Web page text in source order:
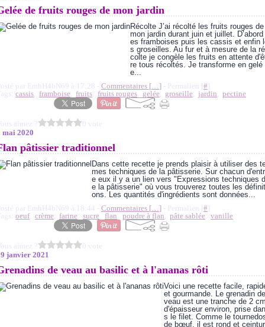
de fruits rouges de mon jardin
Récolte J’ai récolté les fruits rouges de
mon jardin durant juin et juillet. D’abord l
es framboises puis les cassis et enfin
s groseilles. Au fur et à mesure de la ré
colte je congèle les fruits en attente
re tous récoltés. Je transforme en gelé
e...
par EmhH4bN69 à 17:28 - Commentaires […] - Permalien [# ]
cassis, framboise, fruits, fruits rouges, gelée, groseille, jardin, pectine
aimez ?
0 vote
mai 2020
pâtissier traditionnel
Dans cette recette je prends plaisir à utiliser des
mes techniques de la pâtisserie. Sur chacun d'entr
e eux il y a un lien vers "Expressions techniques d
e la pâtisserie" où vous trouverez toutes les
ons. Les quantités d'ingrédients sont données...
par EmhH4bN69 à 18:44 - Commentaires […] - Permalien [# ]
oeuf, crème, farine, sucre, flan, poudre à flan, pâte sablée, vanille
aimez ?
0 vote
janvier 2021
de veau au basilic et à l'ananas rôti
Voici une recette facile,
et gourmande. Le grenadin de
veau est une tranche de 2 cm
d'épaisseur environ, prise dan
s le filet. Comme le
de bœuf, il est rond et ceintur